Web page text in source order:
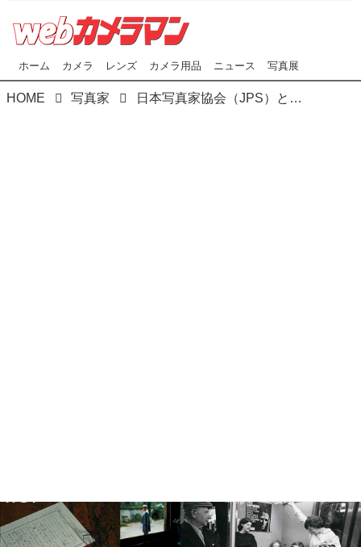
ホーム カメラ レンズ カメラ用品 ニュース 写真展
HOME 写真家 日本写真家協会（JPS）と日本写真著作権協会（JPCA）共催のセミナー「第4回 知っておきたい写真著作権＆肖像権セミナー・名古屋」が7月6日（土）に開催！